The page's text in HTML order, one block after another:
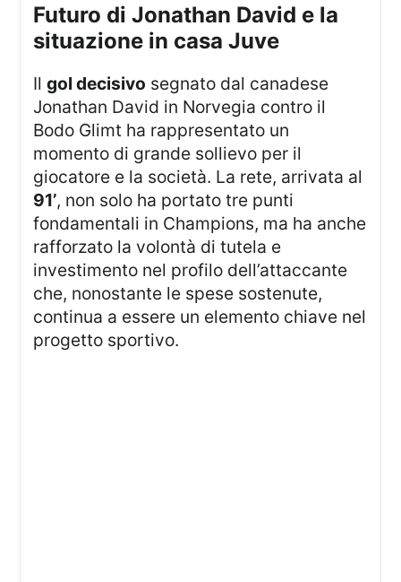
futuro di Jonathan David e la
situazione in casa Juve
Ilgol decisivo segnato dal canadese
Jonathan David in Norvegia contro il
Bodo Glimt ha rappresentato un
momento di grande sollievo per il
giocatore e la società. La rete, arrivata al
91’, non solo ha portato tre punti
fondamentali in Champions, ma ha anche
rafforzato la volontà di tutela e
investimento nel profilo dell’attaccante
che, nonostante le spese sostenute,
continua a essere un elemento chiave nel
progetto sportivo.